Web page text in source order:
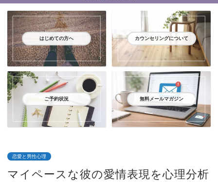
はじめての方へ カウンセリングについて
ご予約状況 無料メールマガジン
恋愛と男性心理
マイペースな彼の愛情表現を心理分析